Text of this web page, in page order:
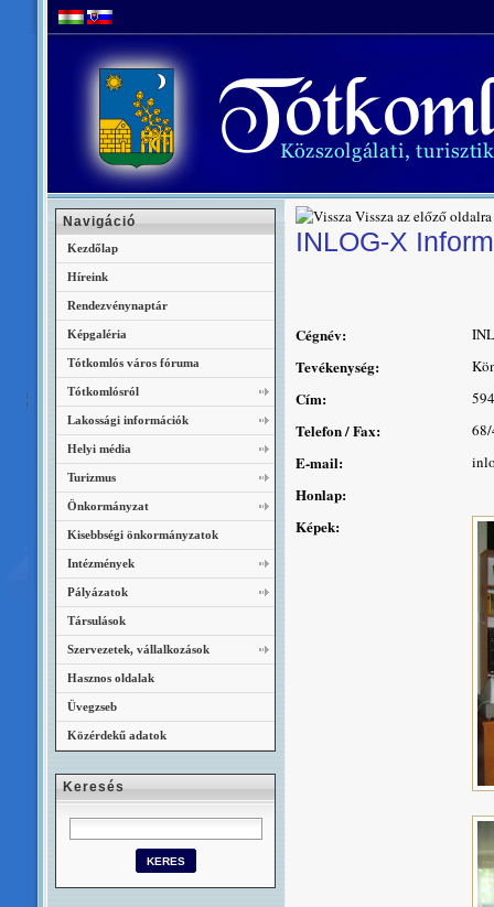
Vissza az előző oldalra
INLOG-X
Cégnév:
Tevékenység:
Cím:
Telefon / Fax:
E-mail:
Honlap:
Képek:
Navigáció
Kezdőlap
Híreink
Rendezvénynaptár
Képgaléria
Tótkomlós város fóruma
Tótkomlósról
Lakossági információk
Helyi média
Turizmus
Önkormányzat
Kisebbségi önkormányzatok
Intézmények
Pályázatok
Társulások
Szervezetek, vállalkozások
Hasznos oldalak
Üvegzseb
Közérdekű adatok
Keresés